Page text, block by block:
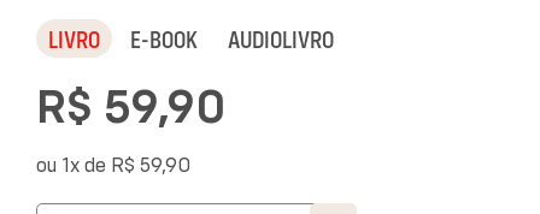
imagensLIVRO E-BOOK AUDIOLIVRO
R$ 59,90
ou 1x de R$ 59,90